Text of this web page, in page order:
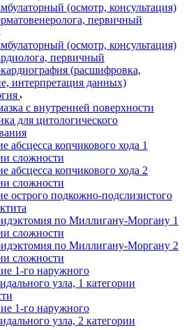
(осмотр, консультация)
первичный
(осмотр, консультация)
первичный
(расшифровка,
интерпретация данных)
с внутренней поверхности
для цитологического
абсцесса копчикового хода 1
сложности
абсцесса копчикового хода 2
сложности
острого подкожно-подслизистого
по Миллигану-Моргану 1
сложности
по Миллигану-Моргану 2
сложности
1-го наружного
узла, 1 категории
1-го наружного
узла, 2 категории